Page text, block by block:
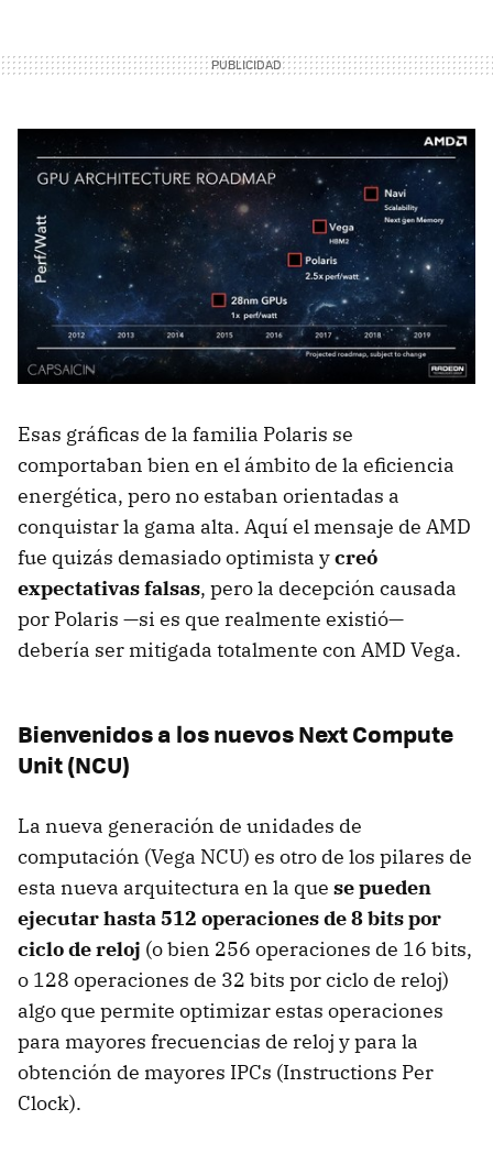
Esas gráficas de la familia Polaris se
comportaban bien en el ámbito de la eficiencia
energética, pero no estaban orientadas a
conquistar la gama alta. Aquí el mensaje de AMD
fue quizás demasiado optimista ycreó
expectativas falsas, pero la decepción causada
por Polaris —si es que realmente existió—
debería ser mitigada totalmente con AMD Vega.
Bienvenidos a los nuevos Next Compute
Unit (NCU)
La nueva generación de unidades de
computación (Vega NCU) es otro de los pilares de
esta nueva arquitectura en la que se pueden
ejecutar hasta 512 operaciones de 8 bits por
ciclo de reloj (o bien 256 operaciones de 16 bits,
o 128 operaciones de 32 bits por ciclo de reloj)
algo que permite optimizar estas operaciones
para mayores frecuencias de reloj y para la
obtención de mayores IPCs (Instructions Per
Clock).